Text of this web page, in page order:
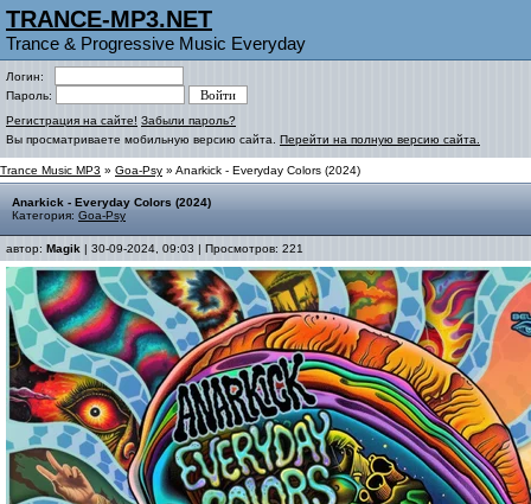
TRANCE-MP3.NET
Trance & Progressive Music Everyday
Логин:
Пароль:
Регистрация на сайте! Забыли пароль?
Вы просматриваете мобильную версию сайта. Перейти на полную версию сайта.
Trance Music MP3 » Goa-Psy » Anarkick - Everyday Colors (2024)
Anarkick - Everyday Colors (2024)
Категория: Goa-Psy
автор: Magik | 30-09-2024, 09:03 | Просмотров: 221